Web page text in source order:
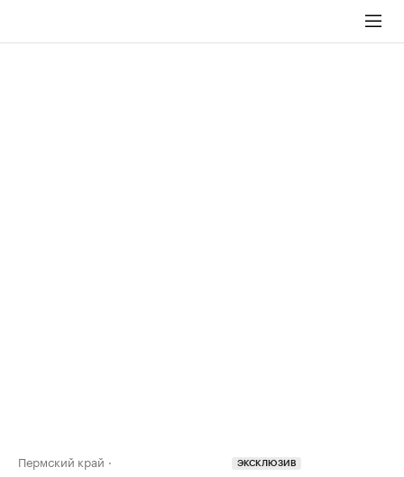
Пермский край ЭКСКЛЮЗИВ